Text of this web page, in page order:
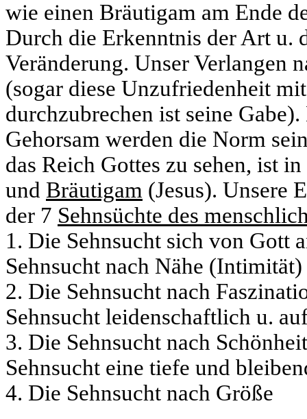
wie einen Bräutigam am Ende
Durch die Erkenntnis der Art u.
Veränderung. Unser Verlangen
(sogar diese Unzufriedenheit
durchzubrechen ist seine
Gehorsam werden die Norm
das Reich Gottes zu sehen, ist
und Bräutigam (Jesus). Unsere
der 7 Sehnsüchte des
1. Die Sehnsucht sich von Gott
Sehnsucht nach Nähe (Intimität)
2. Die Sehnsucht nach
Sehnsucht leidenschaftlich u.
3. Die Sehnsucht nach Schönheit
Sehnsucht eine tiefe und
4. Die Sehnsucht nach Größe